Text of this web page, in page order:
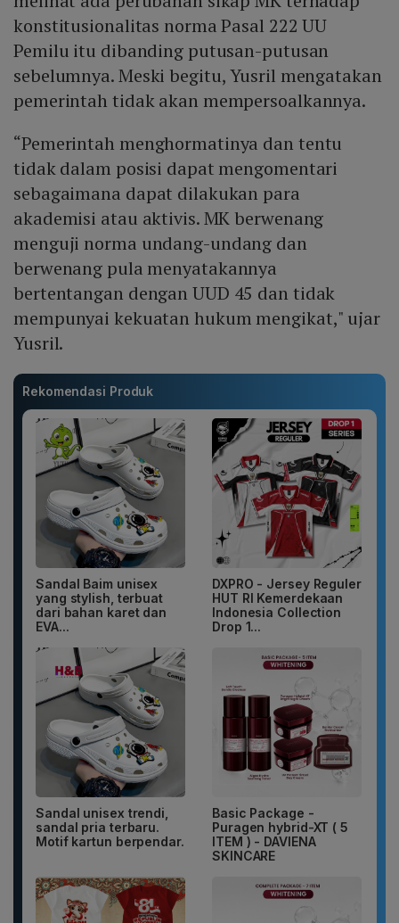
konstitusionalitas norma Pasal 222 UU
Pemilu itu dibanding putusan-putusan
sebelumnya. Meski begitu, Yusril mengatakan
pemerintah tidak akan mempersoalkannya.
“Pemerintah menghormatinya dan tentu
tidak dalam posisi dapat mengomentari
sebagaimana dapat dilakukan para
akademisi atau aktivis. MK berwenang
menguji norma undang-undang dan
berwenang pula menyatakannya
bertentangan dengan UUD 45 dan tidak
mempunyai kekuatan hukum mengikat," ujar
Yusril.
Rekomendasi Produk
Sandal Baim unisex
yang stylish, terbuat
dari bahan karet dan
EVA...
DXPRO - Jersey Reguler
HUT RI Kemerdekaan
Indonesia Collection
Drop 1...
Sandal unisex trendi,
sandal pria terbaru.
Motif kartun berpendar.
Basic Package -
Puragen hybrid-XT ( 5
ITEM ) - DAVIENA
SKINCARE